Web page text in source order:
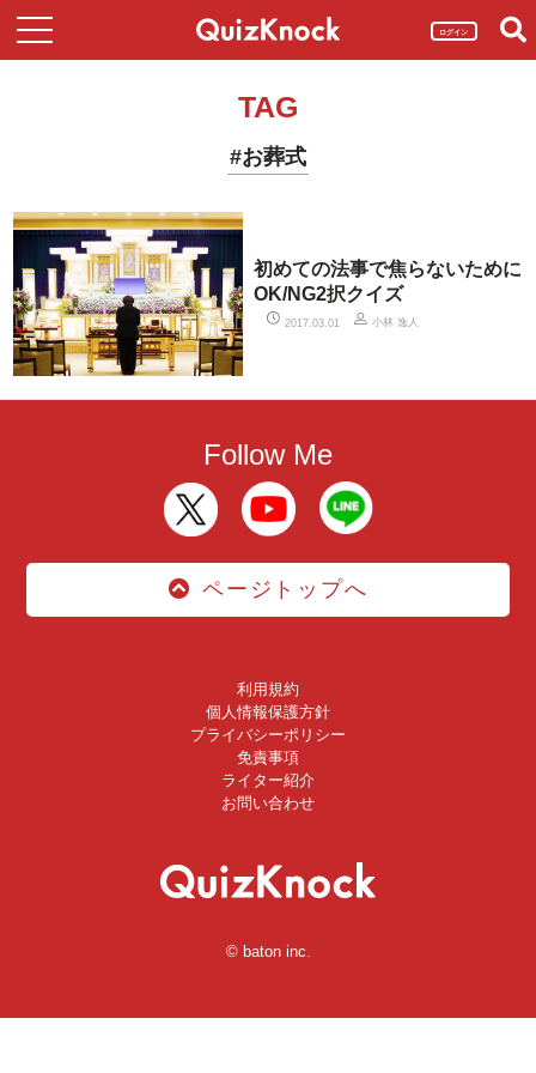
ログイン
TAG
#お葬式
初めての法事で焦らないために
OK/NG2択クイズ
2017.03.01 小林 逸人
Follow Me
ページトップへ
利用規約
個人情報保護方針
プライバシーポリシー
免責事項
ライター紹介
お問い合わせ
© baton inc.